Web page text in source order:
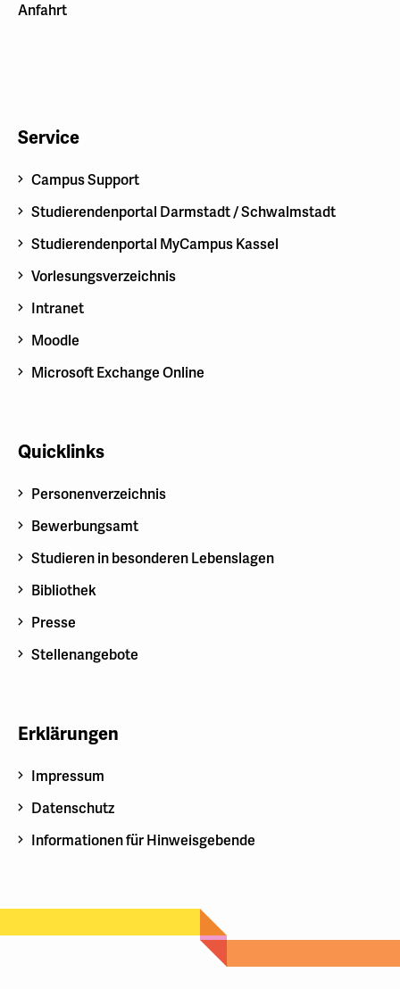
Anfahrt
Service
Campus Support
Studierendenportal Darmstadt / Schwalmstadt
Studierendenportal MyCampus Kassel
Vorlesungsverzeichnis
Intranet
Moodle
Microsoft Exchange Online
Quicklinks
Personenverzeichnis
Bewerbungsamt
Studieren in besonderen Lebenslagen
Bibliothek
Presse
Stellenangebote
Erklärungen
Impressum
Datenschutz
Informationen für Hinweisgebende